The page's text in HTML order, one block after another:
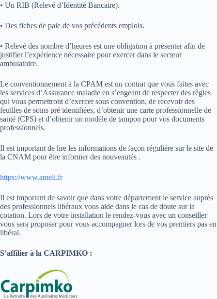
• Un RIB (Relevé d’Identité Bancaire).
• Des fiches de paie de vos précédents emplois.
• Relevé des nombre d’heures est une obligation à présenter afin de
justifier l’expérience nécessaire pour exercer dans le secteur
ambulatoire.
Le conventionnement à la CPAM est un contrat que vous faites avec
les services d’Assurance maladie en s’engeant de respecter des règles
qui vous permettront d’exercer sous convention, de recevoir des
feuilles de soins pré identifiées, d’obtenir une carte professionnelle de
santé (CPS) et d’obtenir un modèle de tampon pour vos documents
professionnels.
Il est important de lire les informations de façon régulière sur le site de
la CNAM pour être informer des nouveautés .
https://www.ameli.fr
Il est important de savoir que dans votre département le service auprès
des professionnels libéraux vous aide dans le cas de doute sur la
cotation. Lors de votre installation le rendez-vous avec un conseiller
vous sera proposer pour vous accompagner lors de vos premiers pas en
libéral.
S’affilier à la CARPIMKO :